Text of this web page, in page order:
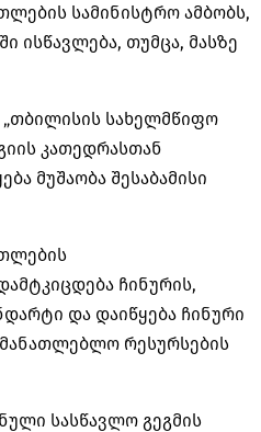
სამინისტრო ამბობს,
ისწავლება, თუმცა, მასზე
„თბილისის სახელმწიფო
კათედრასთან
მუშაობა შესაბამისი
ჩინურის,
და დაიწყება ჩინური
რესურსების
სასწავლო გეგმის